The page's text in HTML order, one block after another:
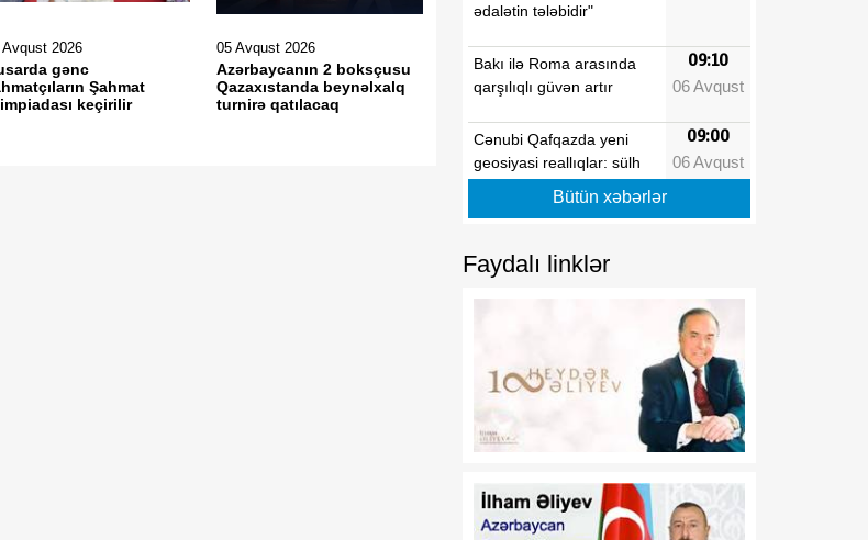
Avqust 2026
gənc
Şahmat
keçirilir
05 Avqust 2026
Azərbaycanın 2 boksçusu
Qazaxıstanda beynəlxalq
turnirə qatılacaq
ədalətin tələbidir"
Bakı ilə Roma arasında
qarşılıqlı güvən artır
09:10
06 Avqust
Cənubi Qafqazda yeni
geosiyasi reallıqlar: sülh
necə dəyişəcək
09:00
06 Avqust
Çolpon-Ata Bəyannaməsi
Azərbaycanın şərti
dəyişmir:
08:40
06 Avqust
Alparslan BAYRAKTAR:
"Türkiyə Azərbaycandakı
enerji layihələrində iştirak
06 Avqust
Bütün xəbərlər
Faydalı linklər